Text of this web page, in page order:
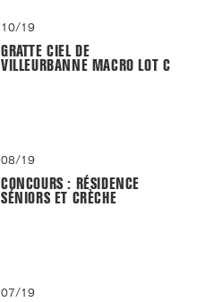
10/19
GRATTE CIEL DE
VILLEURBANNE MACRO LOT C
08/19
CONCOURS : RÉSIDENCE
SÉNIORS ET CRÈCHE
07/19